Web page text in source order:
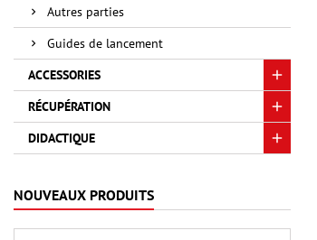
Autres parties
Guides de lancement
ACCESSORIES
RÉCUPÉRATION
DIDACTIQUE
NOUVEAUX PRODUITS